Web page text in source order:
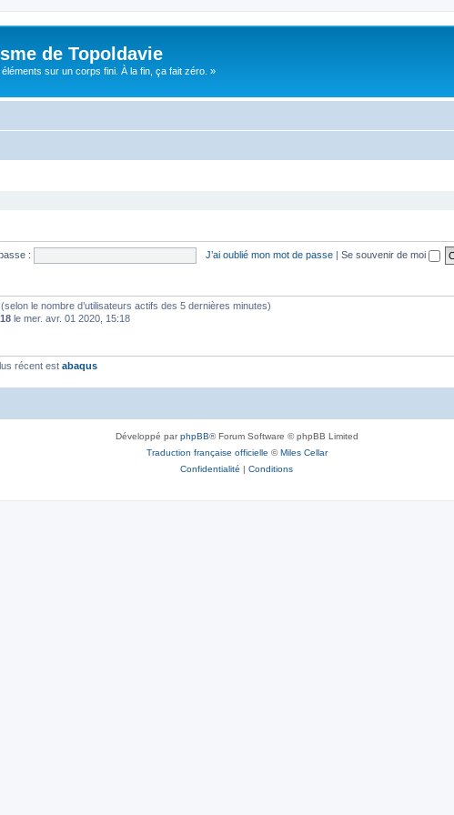
de Topoldavie
sur un corps fini. À la fin, ça fait zéro. »
: J’ai oublié mon mot de passe | Se souvenir de moi
le nombre d’utilisateurs actifs des 5 dernières minutes)
18 le mer. avr. 01 2020, 15:18
récent est abaqus
Développé parphpBB® Forum Software © phpBB Limited
Traduction française officielle ©Miles Cellar
Confidentialité | Conditions